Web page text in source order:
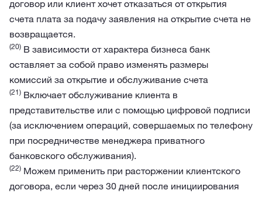
договор или клиент хочет отказаться от открытия
счета плата за подачу заявления на открытие счета не
возвращается.
(20) В зависимости от характера бизнеса банк
оставляет за собой право изменять размеры
комиссий за открытие и обслуживание счета
(21) Включает обслуживание клиента в
представительстве или с помощью цифровой подписи
(за исключением операций, совершаемых по телефону
при посредничестве менеджера приватного
банковского обслуживания).
(22) Можем применить при расторжении клиентского
договора, если через 30 дней после инициирования